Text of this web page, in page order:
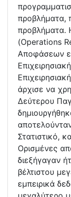
προβλήματα,
προβλήματα.
(Operations
Αποφάσεων
άρχισε να
Δεύτερου
Στατιστικό,
Ορισμένες
διεξήγαγαν
βέλτιστου
εμπειρικά